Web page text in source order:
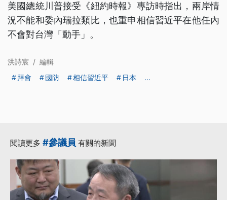
美國總統川普接受《紐約時報》專訪時指出，兩岸情
況不能和委內瑞拉類比，也重申相信習近平在他任內
不會對台灣「動手」。
洪詩宸 / 編輯
拜會
國防 相信習近平 日本 ...
閱讀更多 #參議員 有關的新聞